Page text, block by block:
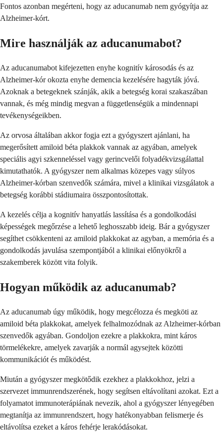
Fontos azonban megérteni, hogy az aducanumab nem gyógyítja az
Alzheimer-kórt.
Mire használják az aducanumabot?
Az aducanumabot kifejezetten enyhe kognitív károsodás és az
Alzheimer-kór okozta enyhe demencia kezelésére hagyták jóvá.
Azoknak a betegeknek szánják, akik a betegség korai szakaszában
vannak, és még mindig megvan a függetlenségük a mindennapi
tevékenységeikben.
Az orvosa általában akkor fogja ezt a gyógyszert ajánlani, ha
megerősített amiloid béta plakkok vannak az agyában, amelyek
speciális agyi szkenneléssel vagy gerincvelői folyadékvizsgálattal
kimutathatók. A gyógyszer nem alkalmas közepes vagy súlyos
Alzheimer-kórban szenvedők számára, mivel a klinikai vizsgálatok a
betegség korábbi stádiumaira összpontosítottak.
A kezelés célja a kognitív hanyatlás lassítása és a gondolkodási
képességek megőrzése a lehető leghosszabb ideig. Bár a gyógyszer
segíthet csökkenteni az amiloid plakkokat az agyban, a memória és a
gondolkodás javulása szempontjából a klinikai előnyökről a
szakemberek között vita folyik.
Hogyan működik az aducanumab?
Az aducanumab úgy működik, hogy megcélozza és megköti az
amiloid béta plakkokat, amelyek felhalmozódnak az Alzheimer-kórban
szenvedők agyában. Gondoljon ezekre a plakkokra, mint káros
törmelékekre, amelyek zavarják a normál agysejtek közötti
kommunikációt és működést.
Miután a gyógyszer megkötődik ezekhez a plakkokhoz, jelzi a
szervezet immunrendszerének, hogy segítsen eltávolítani azokat. Ezt a
folyamatot immunoterápiának nevezik, ahol a gyógyszer lényegében
megtanítja az immunrendszert, hogy hatékonyabban felismerje és
eltávolítsa ezeket a káros fehérje lerakódásokat.